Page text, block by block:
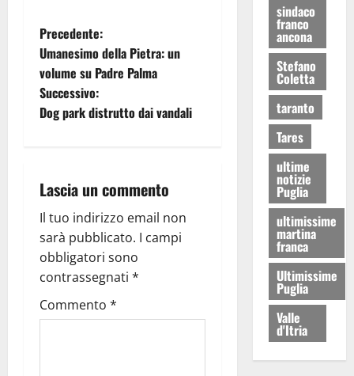
Precedente:
Umanesimo della Pietra: un
volume su Padre Palma
Successivo:
Dog park distrutto dai vandali
Lascia un commento
Il tuo indirizzo email non
sarà pubblicato. I campi
obbligatori sono
contrassegnati *
Commento *
sindaco
franco
ancona
Stefano
Coletta
taranto
Tares
ultime
notizie
Puglia
ultimissime
martina
franca
Ultimissime
Puglia
Valle
d'Itria